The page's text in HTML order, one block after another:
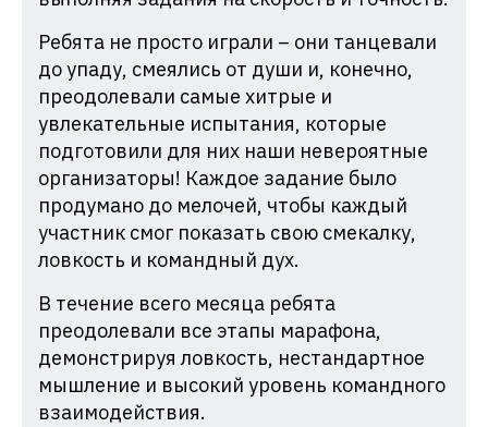
Ребята не просто играли – они танцевали
до упаду, смеялись от души и, конечно,
преодолевали самые хитрые и
увлекательные испытания, которые
подготовили для них наши невероятные
организаторы! Каждое задание было
продумано до мелочей, чтобы каждый
участник смог показать свою смекалку,
ловкость и командный дух.
В течение всего месяца ребята
преодолевали все этапы марафона,
демонстрируя ловкость, нестандартное
мышление и высокий уровень командного
взаимодействия.